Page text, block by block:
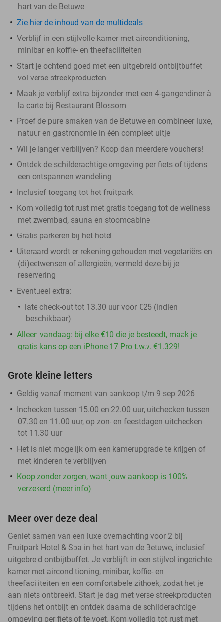
hart van de Betuwe
Zie hier de inhoud van de multideals
Verblijf in een stijlvolle kamer met airconditioning,
minibar en koffie- en theefaciliteiten
Start je ochtend goed met een uitgebreid ontbijtbuffet
vol verse streekproducten
Maak je verblijf extra bijzonder met een 4-gangendiner à
la carte bij Restaurant Blossom
Proef de pure smaken van de Betuwe en combineer luxe,
natuur en gastronomie in één compleet uitje
Wil je langer verblijven? Koop dan meerdere vouchers!
Ontdek de schilderachtige omgeving per fiets of tijdens
een ontspannen wandeling
Inclusief toegang tot het fruitpark
Kom volledig tot rust met gratis toegang tot de wellness
met zwembad, sauna en stoomcabine
Gratis parkeren bij het hotel
Uiteraard wordt er rekening gehouden met vegetariërs en
(di)eetwensen of allergieën, vermeld deze bij je
reservering
Eventueel extra:
late check-out tot 13.30 uur voor €25 (indien
beschikbaar)
Alleen vandaag: bij elke €10 die je besteedt, maak je
gratis kans op een iPhone 17 Pro t.w.v. €1.329!
Grote kleine letters
Geldig vanaf moment van aankoop t/m 9 sep 2026
Inchecken tussen 15.00 en 22.00 uur, uitchecken tussen
07.30 en 11.00 uur, op zon- en feestdagen uitchecken
tot 11.30 uur
Het is niet mogelijk om een kamerupgrade te krijgen of
met kinderen te verblijven
Koop zonder zorgen, want jouw aankoop is 100%
verzekerd (meer info)
Meer over deze deal
Geniet samen van een luxe overnachting voor 2 bij
Fruitpark Hotel & Spa in het hart van de Betuwe, inclusief
uitgebreid ontbijtbuffet. Je verblijft in een stijlvol ingerichte
kamer met airconditioning, minibar, koffie- en
theefaciliteiten en een comfortabele zithoek, zodat het je
aan niets ontbreekt. Start je dag met verse streekproducten
tijdens het ontbijt en ontdek daarna de schilderachtige
omgeving per fiets of te voet. Kom volledig tot rust met